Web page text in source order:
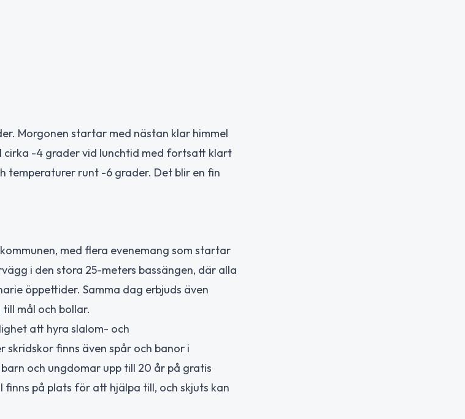
Morgonen startar med nästan klar himmel
cirka -4 grader vid lunchtid med fortsatt klart
temperaturer runt -6 grader. Det blir en fin
med flera evenemang som startar
i den stora 25-meters bassängen, där alla
öppettider. Samma dag erbjuds även
mål och bollar.
att hyra slalom- och
finns även spår och banor i
och ungdomar upp till 20 år på gratis
på plats för att hjälpa till, och skjuts kan